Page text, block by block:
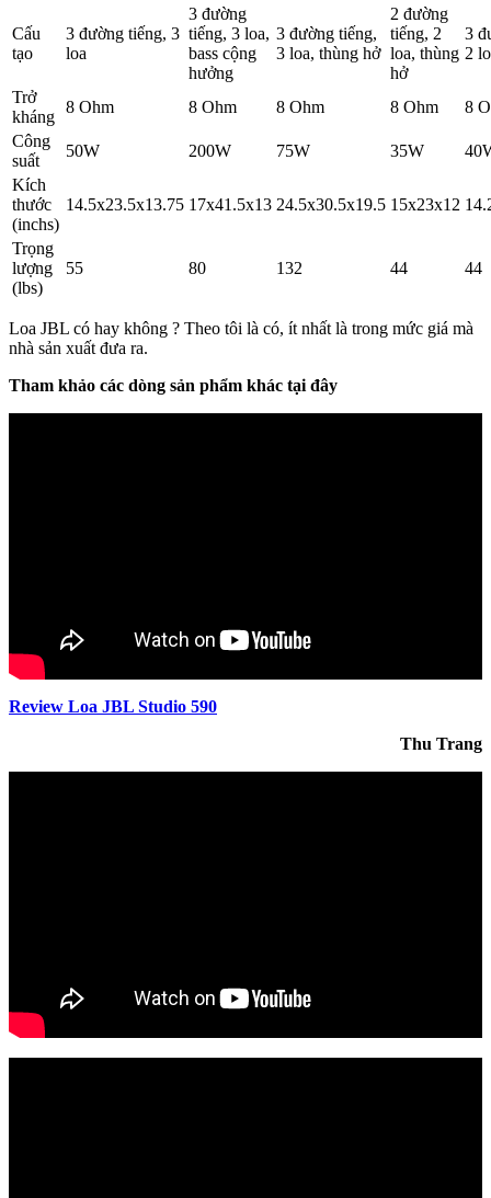
Cấu
tạo
3 đường tiếng, 3
loa
3 đường
tiếng, 3 loa,
bass cộng
hưởng
3 đường tiếng,
3 loa, thùng hở
2 đường
tiếng, 2
loa, thùng
hở
3
2
Trở
kháng
8 Ohm 8 Ohm 8 Ohm 8 Ohm
8
Công
suất
50W 200W 75W 35W
Kích
thước
(inchs)
14.5x23.5x13.75 17x41.5x13 24.5x30.5x19.5 15x23x12
Trọng
lượng
(lbs)
55 80 132 44 44
Loa JBL có hay không ? Theo tôi là có, ít nhất là trong mức giá mà
nhà sản xuất đưa ra.
Tham khảo các dòng sản phẩm khác tại đây
Review Loa JBL Studio 590
Thu Trang